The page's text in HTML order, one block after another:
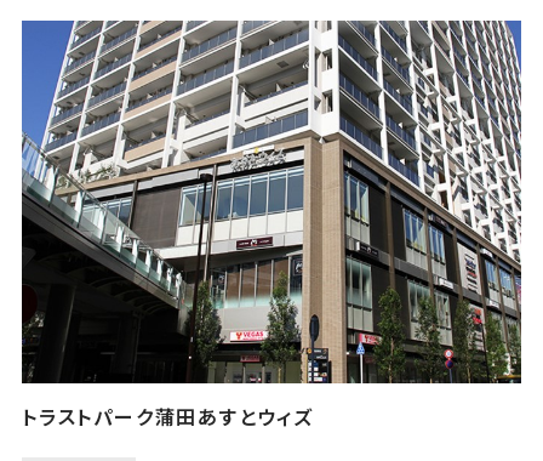
トラストパーク蒲田あすとウィズ